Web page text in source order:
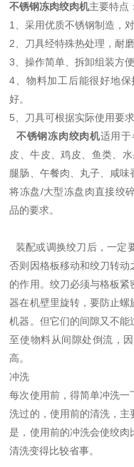
不锈钢冻肉绞肉机主要特点：
1、采用优质不锈钢制造，
2、刀具经特殊热处理，耐
3、操作简单、拆卸组装方
4、物料加工后能很好地
好。
5、刀具可根据实际使用要
不锈钢冻肉绞肉机适用
皮、牛皮、鸡皮、鱼类、
腿肠、午餐肉、丸子、咸味
将冻盘/大型冻盘肉直接绞
品的要求。
装配或调换绞刀后，一定
否则因格板移动和绞刀转动
的作用。绞刀必须与格板
器在机壁里旋转，要防止
机器。但它们的间隙又不
至使物料从间隙处倒流，
高。
冲洗
每次使用前，得简单冲洗
洗过的，使用前的清洗，
是，使用前的冲洗会使绞
清洗变得比较省事。